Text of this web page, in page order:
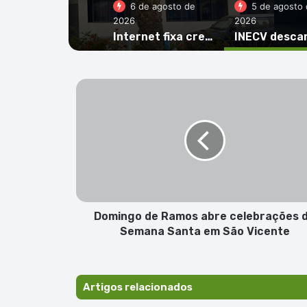
6 de agosto de
2026
Internet fixa cresce 12,9% em Cabo Verde no primeiro trimestre de 2026
5 de agosto
2026
Domingo
em
Domingo de Ramos abre celebrações
Semana Santa em São Vicente
Artigos relacionados